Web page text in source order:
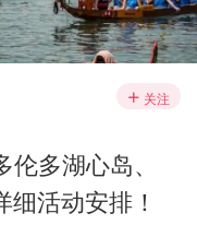
关注
多湖心岛、
活动安排！